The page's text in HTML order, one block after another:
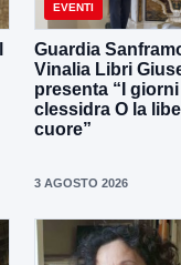
EVENTI
Guardia
Vinalia Libri
presenta “I
clessidra O la
cuore”
3 AGOSTO 2026